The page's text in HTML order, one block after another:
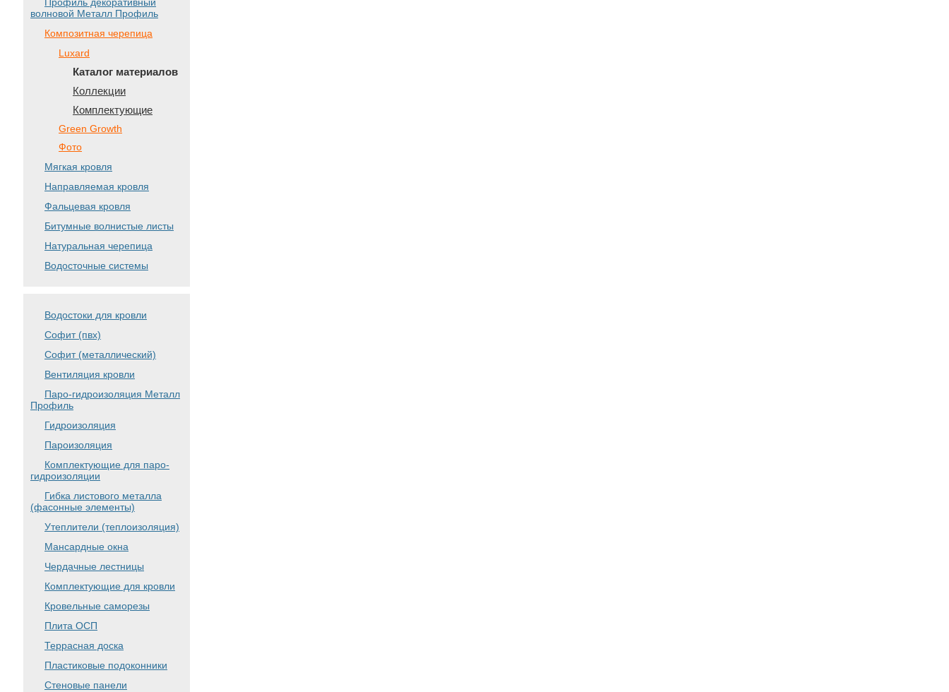
волновой Металл Профиль
Композитная черепица
Luxard
Каталог материалов
Коллекции
Комплектующие
Green Growth
Фото
Мягкая кровля
Направляемая кровля
Фальцевая кровля
Битумные волнистые листы
Натуральная черепица
Водосточные системы
Водостоки для кровли
Софит (пвх)
Софит (металлический)
Вентиляция кровли
Паро-гидроизоляция Металл
Профиль
Гидроизоляция
Пароизоляция
Комплектующие для паро-
гидроизоляции
Гибка листового металла
(фасонные элементы)
Утеплители (теплоизоляция)
Мансардные окна
Чердачные лестницы
Комплектующие для кровли
Кровельные саморезы
Плита ОСП
Террасная доска
Пластиковые подоконники
Стеновые панели